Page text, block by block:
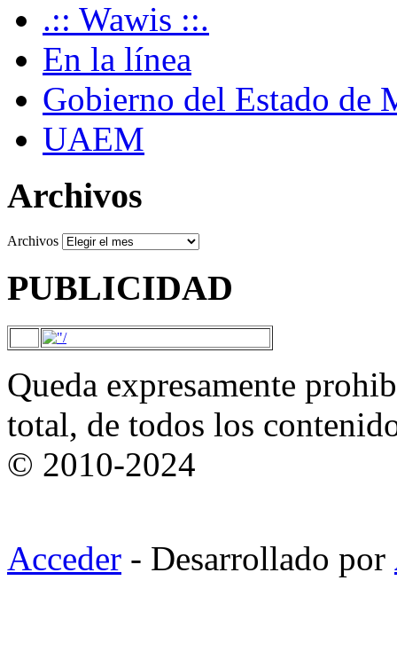
.:: Wawis ::.
En la línea
Gobierno del Estado de
UAEM
Archivos
Archivos
PUBLICIDAD
Queda expresamente
total, de todos los
© 2010-2024
Acceder - Desarrollado por